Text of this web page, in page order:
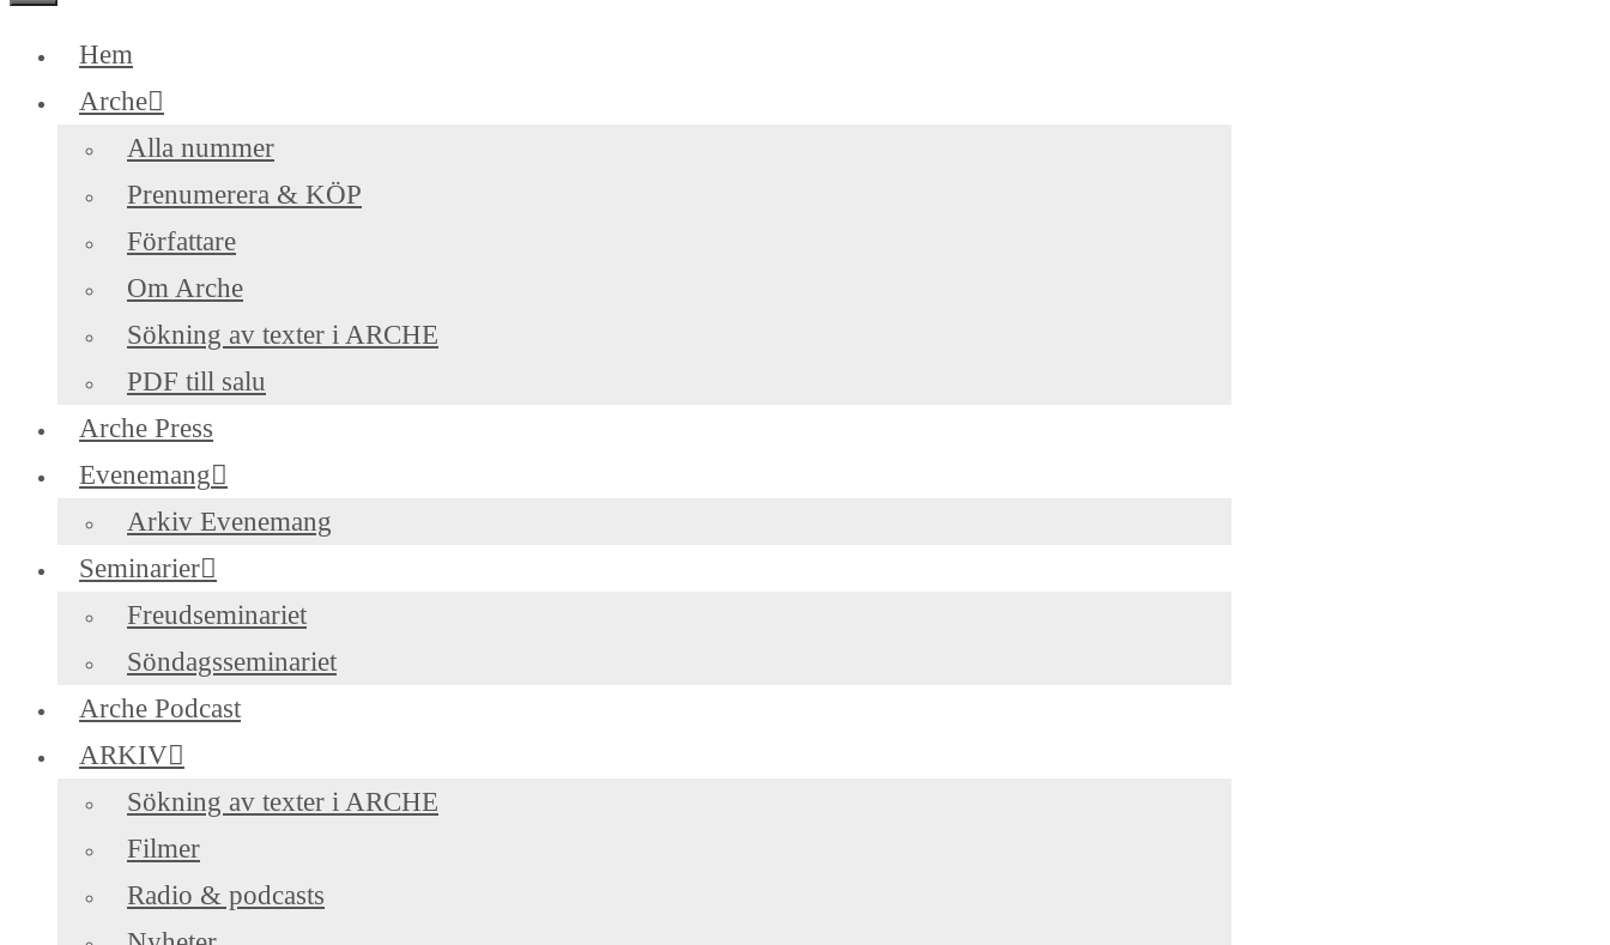
Stäng
Hem
Arche
Alla nummer
Prenumerera & KÖP
Författare
Om Arche
Sökning av texter i ARCHE
PDF till salu
Arche Press
Evenemang
Arkiv Evenemang
Seminarier
Freudseminariet
Söndagsseminariet
Arche Podcast
ARKIV
Sökning av texter i ARCHE
Filmer
Radio & podcasts